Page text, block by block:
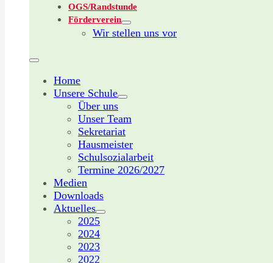
OGS/Randstunde
Förderverein
Wir stellen uns vor
Home
Unsere Schule
Über uns
Unser Team
Sekretariat
Hausmeister
Schulsozialarbeit
Termine 2026/2027
Medien
Downloads
Aktuelles
2025
2024
2023
2022